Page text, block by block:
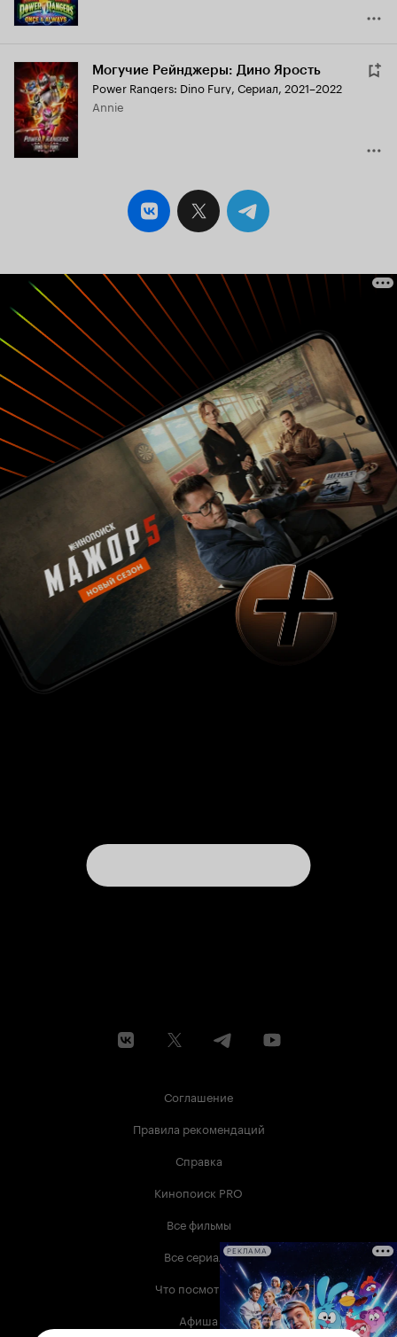
Могучие Рейнджеры: Дино Ярость
Power Rangers: Dino Fury, Сериал, 2021–2022
Annie
Соглашение
Правила рекомендаций
Справка
Кинопоиск PRO
Все фильмы
Все сериалы
Что посмотреть
Афиша
РЕКЛАМА